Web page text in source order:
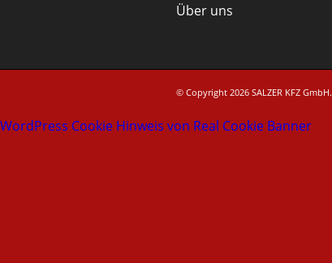
Über uns
© Copyright 2026 SALZER KFZ GmbH.
WordPress Cookie Hinweis von Real Cookie Banner